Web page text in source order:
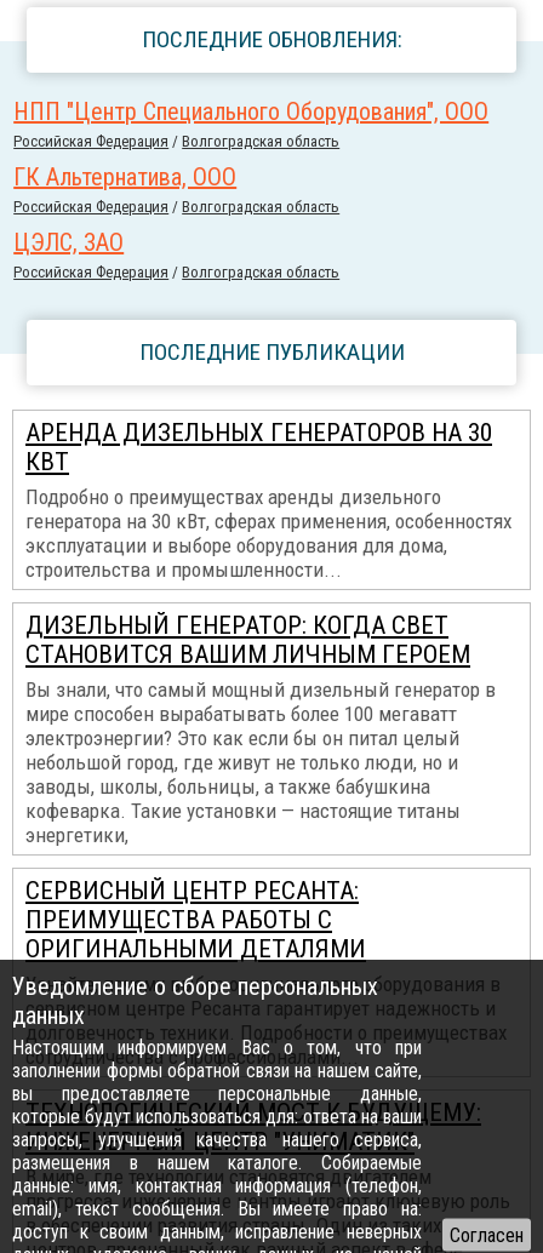
ПОСЛЕДНИЕ ОБНОВЛЕНИЯ:
НПП "Центр Специального Оборудования", ООО
Российcкая Федерация /Волгоградская область
ГК Альтернатива, ООО
Российcкая Федерация /Волгоградская область
ЦЭЛС, ЗАО
Российcкая Федерация /Волгоградская область
ПОСЛЕДНИЕ ПУБЛИКАЦИИ
АРЕНДА ДИЗЕЛЬНЫХ ГЕНЕРАТОРОВ НА 30
КВТ
Подробно о преимуществах аренды дизельного
генератора на 30 кВт, сферах применения, особенностях
эксплуатации и выборе оборудования для дома,
строительства и промышленности...
ДИЗЕЛЬНЫЙ ГЕНЕРАТОР: КОГДА СВЕТ
СТАНОВИТСЯ ВАШИМ ЛИЧНЫМ ГЕРОЕМ
Вы знали, что самый мощный дизельный генератор в
мире способен вырабатывать более 100 мегаватт
электроэнергии? Это как если бы он питал целый
небольшой город, где живут не только люди, но и
заводы, школы, больницы, а также бабушкина
кофеварка. Такие установки — настоящие титаны
энергетики,
СЕРВИСНЫЙ ЦЕНТР РЕСАНТА:
ПРЕИМУЩЕСТВА РАБОТЫ С
ОРИГИНАЛЬНЫМИ ДЕТАЛЯМИ
Узнайте, почему выбор оригинального оборудования в
сервисном центре Ресанта гарантирует надежность и
долговечность техники. Подробности о преимуществах
сотрудничества с профессионалами...
ТЕХНОЛОГИЧЕСКИЙ МОСТ К БУДУЩЕМУ:
ИНЖЕНЕРНЫЙ ЦЕНТР "УНИМАТИК"
В мире, где технологии становятся двигателем
прогресса, инженерные центры играют ключевую роль
в обеспечении развития страны. Один из таких
Уведомление о сборе персональных
данных
Настоящим информируем Вас о том, что при
заполнении формы обратной связи на нашем сайте,
вы предоставляете персональные данные,
которые будут использоваться для: ответа на ваши
запросы, улучшения качества нашего сервиса,
размещения в нашем каталоге. Собираемые
данные: имя, контактная информация (телефон,
email), текст сообщения. Вы имеете право на:
доступ к своим данным, исправление неверных